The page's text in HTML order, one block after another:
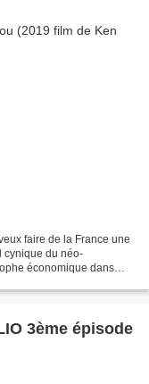
faire de la France une
cynique du néo-
économique dans
UN NUOVO GROSSO IMBROGLIO 3ème épisode